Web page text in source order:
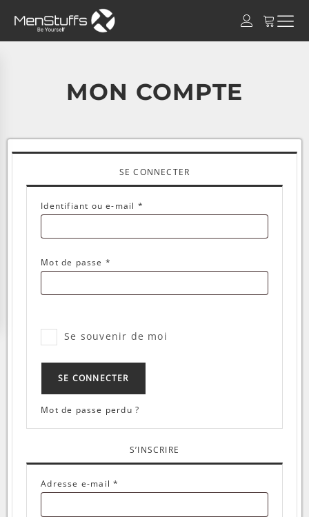
MON COMPTE
SE CONNECTER
Identifiant ou e-mail *
Mot de passe *
Se souvenir de moi
SE CONNECTER
Mot de passe perdu ?
S’INSCRIRE
Adresse e-mail*